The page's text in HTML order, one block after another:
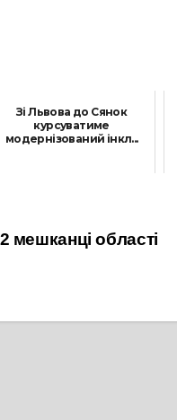
Зі Львова до Сянок
курсуватиме
модернізований інкл...
мешканці області